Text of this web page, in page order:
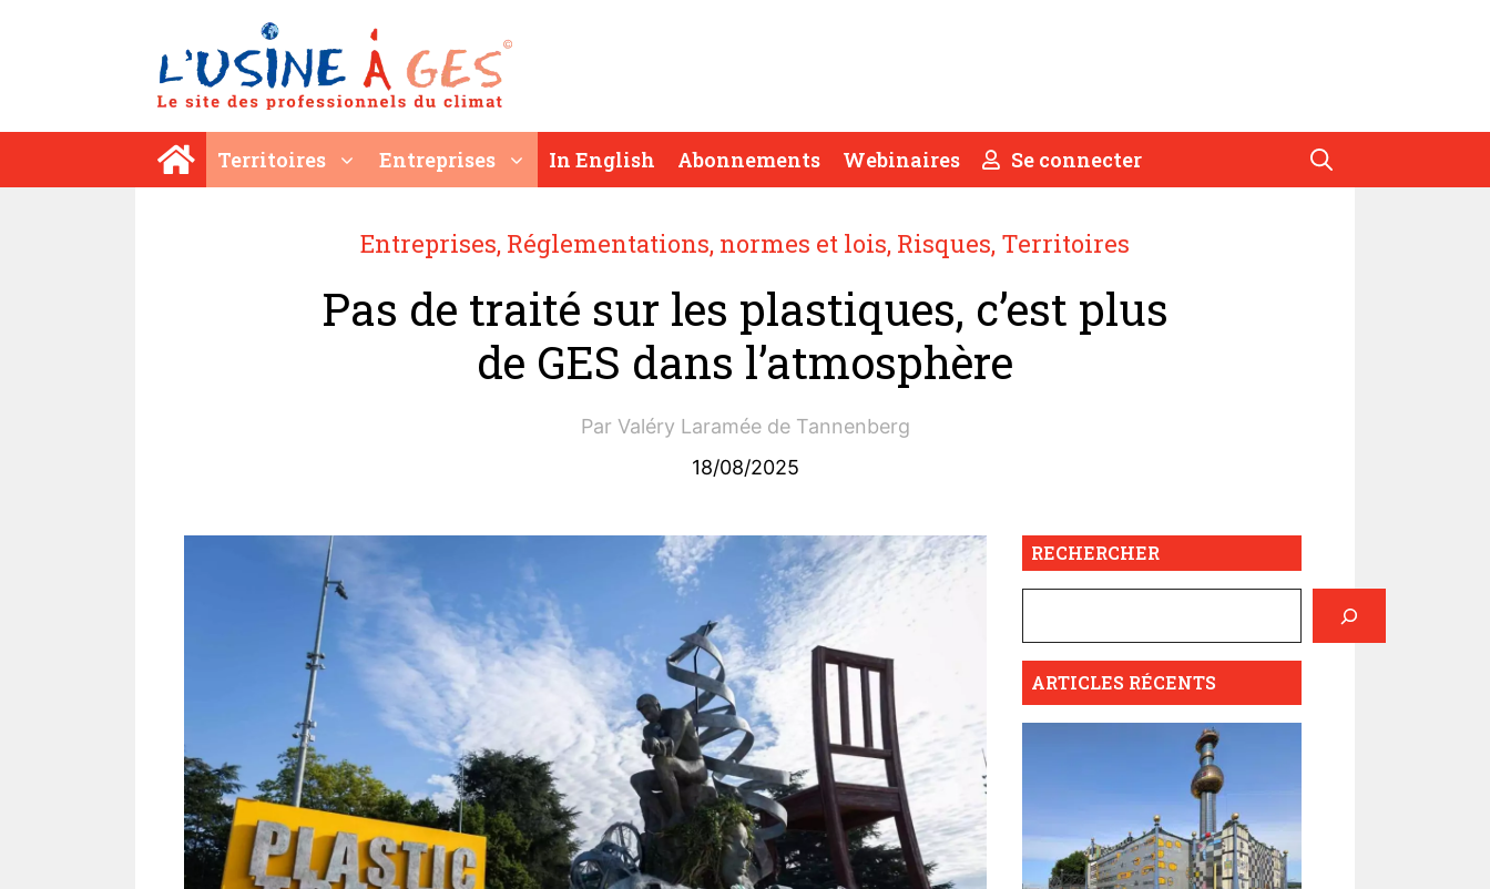
Territoires Entreprises In English Abonnements Webinaires Se connecter
Entreprises, Réglementations, normes et lois, Risques, Territoires
Pas de traité sur les plastiques, c’est plus
de GES dans l’atmosphère
Par Valéry Laramée de Tannenberg
18/08/2025
RECHERCHER
ARTICLES RÉCENTS